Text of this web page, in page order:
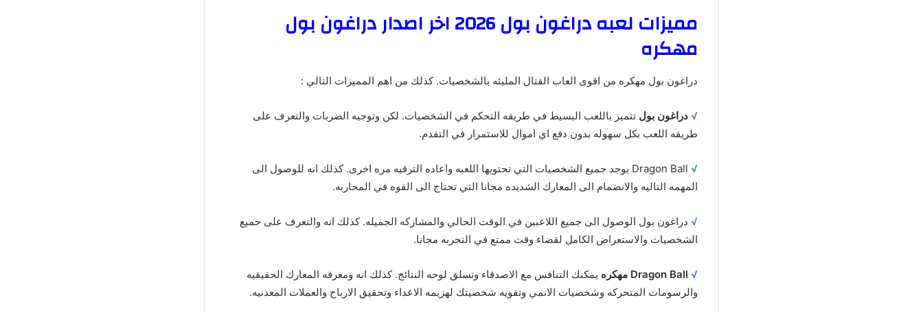
مميزات لعبه دراغون بول 2026 اخر اصدار دراغون بول
مهكره
دراغون بول مهكره من اقوى العاب القتال المليئه بالشخصيات. كذلك من اهم المميزات التالي :
√ دراغون بول تتميز باللعب البسيط في طريقه التحكم في الشخصيات. لكن وتوجيه الضربات والتعرف على
طريقه اللعب بكل سهوله بدون دفع اي اموال للاستمرار في التقدم.
√
Dragon Ball يوجد جميع الشخصيات التي تحتويها اللعبه واعاده الترقيه مره اخرى. كذلك انه للوصول الى
المهمه التاليه والانضمام الى المعارك الشديده مجانا التي تحتاج الى القوه في المحاربه.
√ دراغون بول الوصول الى جميع اللاعبين في الوقت الحالي والمشاركه الجميله. كذلك انه والتعرف على جميع
الشخصيات والاستعراض الكامل لقضاء وقت ممتع في التجربه مجانا.
√ Dragon Ball مهكره
يمكنك التنافس مع الاصدقاء وتسلق لوحه النتائج. كذلك انه ومعرفه المعارك الحقيقيه
والرسومات المتحركه وشخصيات الانمي وتقويه شخصيتك لهزيمه الاعداء وتحقيق الارباح والعملات المعدنيه.